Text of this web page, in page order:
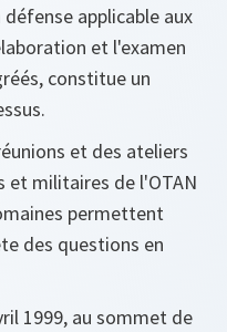
applicable aux
et l'examen
constitue un
et des ateliers
et militaires de l'OTAN
permettent
des questions en
1999, au sommet de